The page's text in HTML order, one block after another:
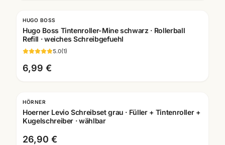
HUGO BOSS
Hugo Boss Tintenroller-Mine schwarz · Rollerball
Refill · weiches Schreibgefuehl
5.0(1)
6,99 €
Gravur
HÖRNER
Hoerner Levio Schreibset grau · Füller + Tintenroller +
Kugelschreiber · wählbar
26,90 €